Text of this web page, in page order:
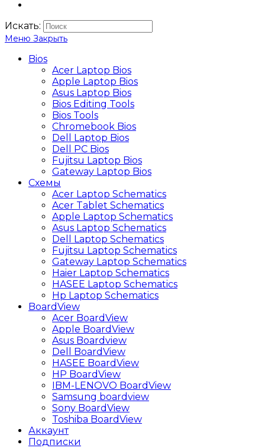
Искать:
Меню Закрыть
Bios
Acer Laptop Bios
Apple Laptop Bios
Asus Laptop Bios
Bios Editing Tools
Bios Tools
Chromebook Bios
Dell Laptop Bios
Dell PC Bios
Fujitsu Laptop Bios
Gateway Laptop Bios
Схемы
Acer Laptop Schematics
Acer Tablet Schematics
Apple Laptop Schematics
Asus Laptop Schematics
Dell Laptop Schematics
Fujitsu Laptop Schematics
Gateway Laptop Schematics
Haier Laptop Schematics
HASEE Laptop Schematics
Hp Laptop Schematics
BoardView
Acer BoardView
Apple BoardView
Asus Boardview
Dell BoardView
HASEE BoardView
HP BoardView
IBM-LENOVO BoardView
Samsung boardview
Sony BoardView
Toshiba BoardView
Аккаунт
Подписки